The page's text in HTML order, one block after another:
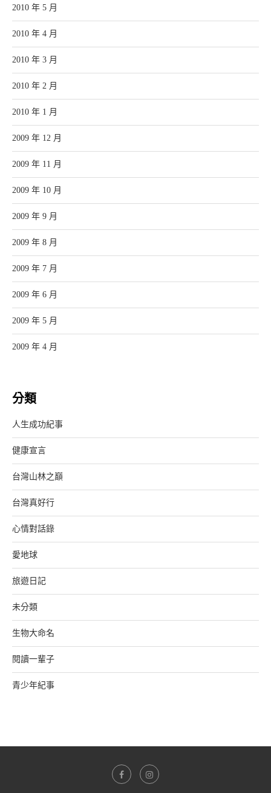
2010 年 5 月
2010 年 4 月
2010 年 3 月
2010 年 2 月
2010 年 1 月
2009 年 12 月
2009 年 11 月
2009 年 10 月
2009 年 9 月
2009 年 8 月
2009 年 7 月
2009 年 6 月
2009 年 5 月
2009 年 4 月
分類
人生成功紀事
健康宣言
台灣山林之巔
台灣真好行
心情對話錄
愛地球
旅遊日記
未分類
生物大命名
閱讀一輩子
青少年紀事